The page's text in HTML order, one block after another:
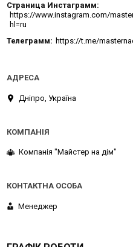
Страница Инстаграмм
https://www.instagram.com/
hl=ru
Телеграмм
https://t.me/
Дніпро, Україна
Компанія "Майстер на дім"
Менеджер